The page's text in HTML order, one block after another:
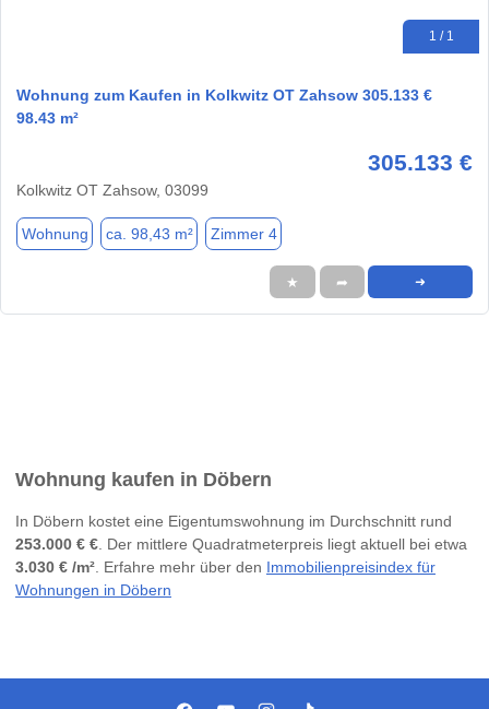
1 / 1
Wohnung zum Kaufen in Kolkwitz OT Zahsow 305.133 €
98.43 m²
305.133 €
Kolkwitz OT Zahsow, 03099
Wohnung ca. 98,43 m² Zimmer 4
★ ➦ ➜
Wohnung kaufen in Döbern
In Döbern kostet eine Eigentumswohnung im Durchschnitt rund
253.000 € € . Der mittlere Quadratmeterpreis liegt aktuell bei etwa
3.030 € /m² . Erfahre mehr über den Immobilienpreisindex für
Wohnungen in Döbern